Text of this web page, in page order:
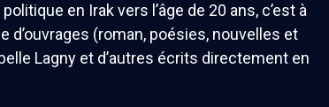
en Irak vers l’âge de 20 ans, c’est à
d’ouvrages (roman, poésies, nouvelles et
Lagny et d’autres écrits directement en